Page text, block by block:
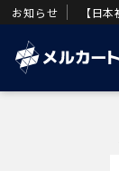
お知らせ 【日